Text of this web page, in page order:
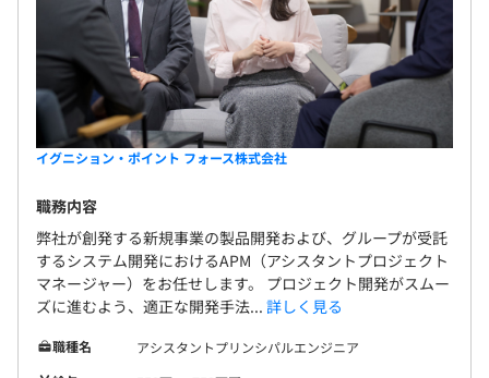
イグニション・ポイント フォース株式会社
職務内容
弊社が創発する新規事業の製品開発および、グループが受託
するシステム開発におけるAPM（アシスタントプロジェクト
マネージャー）をお任せします。 プロジェクト開発がスムー
ズに進むよう、適正な開発手法... 詳しく見る
職種名
アシスタントプリンシパルエンジニア